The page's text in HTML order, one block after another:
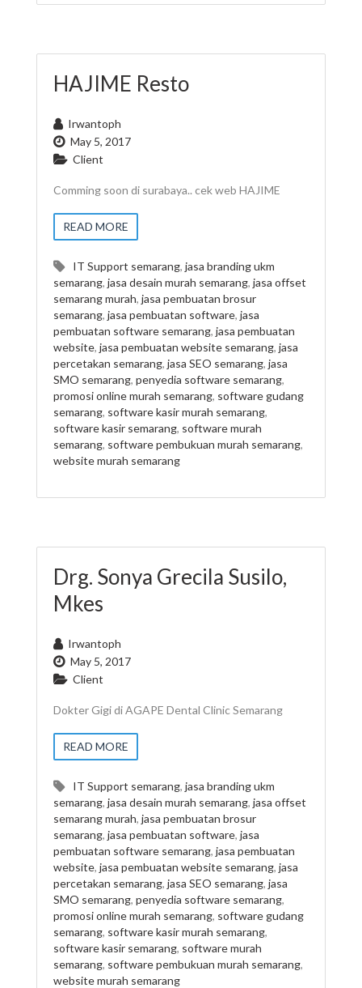
HAJIME Resto
Irwantoph
May 5, 2017
Client
Comming soon di surabaya.. cek web HAJIME
READ MORE
IT Support semarang, jasa branding ukm
semarang, jasa desain murah semarang, jasa offset
semarang murah, jasa pembuatan brosur
semarang, jasa pembuatan software, jasa
pembuatan software semarang, jasa pembuatan
website, jasa pembuatan website semarang, jasa
percetakan semarang, jasa SEO semarang, jasa
SMO semarang, penyedia software semarang,
promosi online murah semarang, software gudang
semarang, software kasir murah semarang,
software kasir semarang, software murah
semarang, software pembukuan murah semarang,
website murah semarang
Drg. Sonya Grecila Susilo,
Mkes
Irwantoph
May 5, 2017
Client
Dokter Gigi di AGAPE Dental Clinic Semarang
READ MORE
IT Support semarang, jasa branding ukm
semarang, jasa desain murah semarang, jasa offset
semarang murah, jasa pembuatan brosur
semarang, jasa pembuatan software, jasa
pembuatan software semarang, jasa pembuatan
website, jasa pembuatan website semarang, jasa
percetakan semarang, jasa SEO semarang, jasa
SMO semarang, penyedia software semarang,
promosi online murah semarang, software gudang
semarang, software kasir murah semarang,
software kasir semarang, software murah
semarang, software pembukuan murah semarang,
website murah semarang